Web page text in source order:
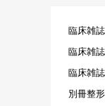
臨床雑
臨床雑
臨床雑
別冊整